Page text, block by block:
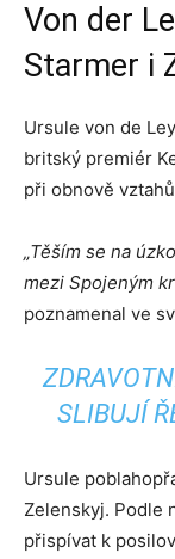
Von der
Starmer i
Ursule von de
britský premiér
při obnově
„Těším se na
mezi Spojeným
poznamenal ve
SLIBUJÍ
Ursule
Zelenskyj. Podle
přispívat k